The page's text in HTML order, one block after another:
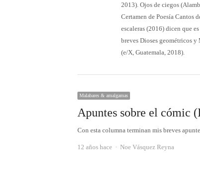
2013). Ojos de ciegos
Certamen de Poesía Cantos
escaleras (2016) dicen que
breves Dioses geométricos
(e/X, Guatemala, 2018).
Malabares & amalgamas
Apuntes sobre el cómic
Con esta columna terminan mis breves
12 años hace Autor
Noe Vásquez Reyna